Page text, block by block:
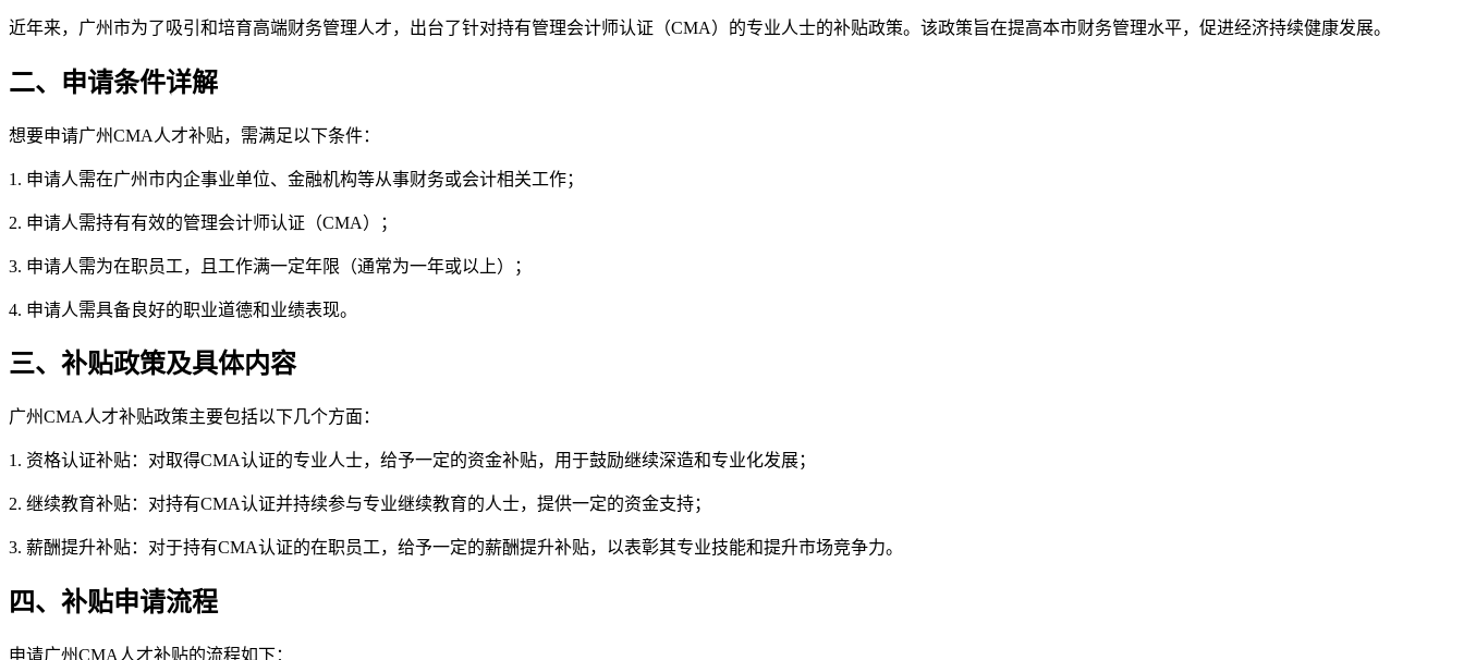
近年来，广州市为了吸引和培育高端财务管理人才，出台了针对持有管理会计师认证（CMA）的专业人士的补贴政策。该政策旨在提高本市财务管理水平，促进经济持续健康发展。
二、申请条件详解
想要申请广州CMA人才补贴，需满足以下条件：
1. 申请人需在广州市内企事业单位、金融机构等从事财务或会计相关工作；
2. 申请人需持有有效的管理会计师认证（CMA）；
3. 申请人需为在职员工，且工作满一定年限（通常为一年或以上）；
4. 申请人需具备良好的职业道德和业绩表现。
三、补贴政策及具体内容
广州CMA人才补贴政策主要包括以下几个方面：
1. 资格认证补贴：对取得CMA认证的专业人士，给予一定的资金补贴，用于鼓励继续深造和专业化发展；
2. 继续教育补贴：对持有CMA认证并持续参与专业继续教育的人士，提供一定的资金支持；
3. 薪酬提升补贴：对于持有CMA认证的在职员工，给予一定的薪酬提升补贴，以表彰其专业技能和提升市场竞争力。
四、补贴申请流程
申请广州CMA人才补贴的流程如下：